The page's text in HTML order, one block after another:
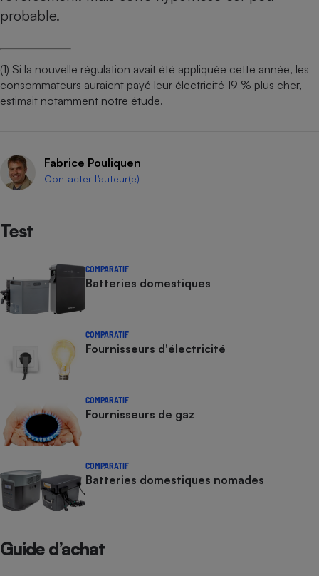
probable.
(1) Si la nouvelle régulation avait été appliquée cette année, les
consommateurs auraient payé leur électricité 19 % plus cher,
estimait notamment notre étude.
Fabrice Pouliquen
Contacter l’auteur(e)
Test
COMPARATIF
Batteries domestiques
COMPARATIF
Fournisseurs d'électricité
COMPARATIF
Fournisseurs de gaz
COMPARATIF
Batteries domestiques nomades
Guide d’achat